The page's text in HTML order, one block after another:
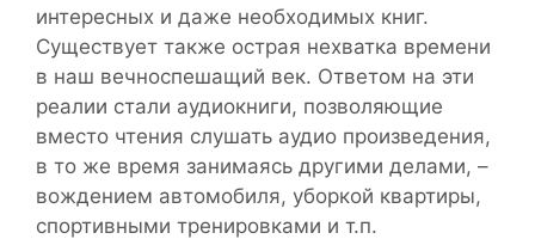
интересных и даже необходимых книг.
Существует также острая нехватка времени
в наш вечноспешащий век. Ответом на эти
реалии стали аудиокниги, позволяющие
вместо чтения слушать аудио произведения,
в то же время занимаясь другими делами, –
вождением автомобиля, уборкой квартиры,
спортивными тренировками и т.п.